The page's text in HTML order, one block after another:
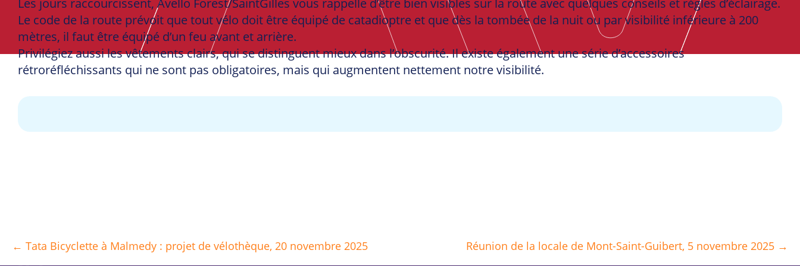
Les jours raccourcissent, Avello Forest/SaintGilles vous rappelle d’être bien visibles sur la route avec quelques conseils et règles d’éclairage.
Le code de la route prévoit que tout vélo doit être équipé de catadioptre et que dès la tombée de la nuit ou par visibilité inférieure à 200
mètres, il faut être équipé d’un feu avant et arrière.
Privilégiez aussi les vêtements clairs, qui se distinguent mieux dans l’obscurité. Il existe également une série d’accessoires
rétroréfléchissants qui ne sont pas obligatoires, mais qui augmentent nettement notre visibilité.
Posts
← Tata Bicyclette à Malmedy : projet de vélothèque, 20 novembre 2025 Réunion de la locale de Mont-Saint-Guibert, 5 novembre 2025 →